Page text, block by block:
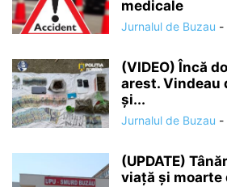
medicale
Jurnalul de Buzau -
(VIDEO) Încă
arest. Vindeau
și...
Jurnalul de Buzau -
(UPDATE)
viață și moarte